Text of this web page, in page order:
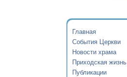
Главная
События Церкви
Новости храма
Приходская жизнь
Публикации